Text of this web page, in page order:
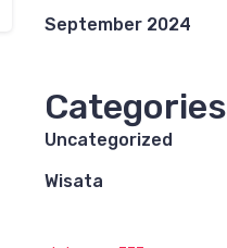
September 2024
Categories
Uncategorized
Wisata